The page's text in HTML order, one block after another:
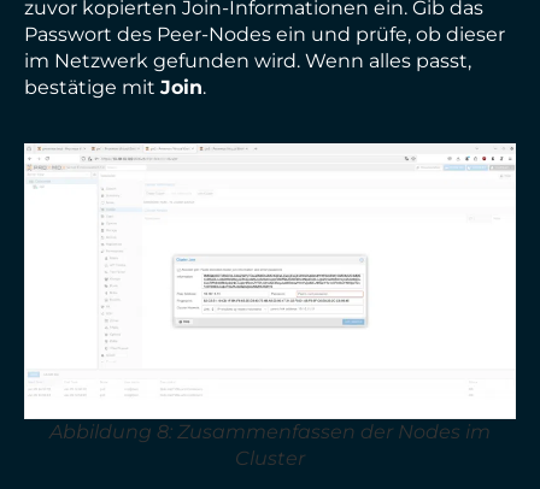
zuvor kopierten Join-Informationen ein. Gib das
Passwort des Peer-Nodes ein und prüfe, ob dieser
im Netzwerk gefunden wird. Wenn alles passt,
bestätige mit Join.
Abbildung 8: Zusammenfassen der Nodes im
Cluster